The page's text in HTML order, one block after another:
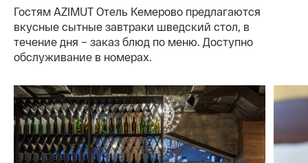
Гостям AZIMUT Отель Кемерово предлагаются
вкусные сытные завтраки шведский стол, в
течение дня – заказ блюд по меню. Доступно
обслуживание в номерах.